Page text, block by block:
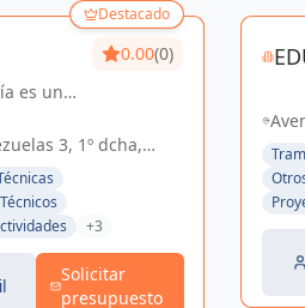
Destacado
S.L.
es una
una
en
0.00(0)
3, 1º dcha,
España
+3
Solicitar
presupuesto
Sevilla,
4B,